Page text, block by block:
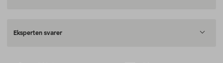
Eksperten svarer